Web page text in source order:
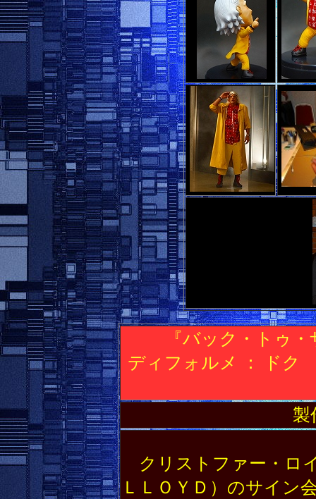
『バック・トゥ
ディフォルメ ： ドク
クリストファー・ロ
ＬＬＯＹＤ）のサイン